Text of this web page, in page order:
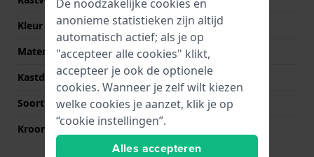
Kleur kast
Bicolor
Materiaal kastdeksel
Roestvrij staal
Kastdeksel
Klikkast
Soort glas
Mineraal
Kroon
Trek kroon
De noodzakelijke cookies en
anonieme statistieken zijn altijd
automatisch actief; als je op
"accepteer alle cookies" klikt,
accepteer je ook de optionele
cookies. Wanneer je zelf wilt kiezen
welke cookies je aanzet, klik je op
“cookie instellingen”.
Alles accepteren